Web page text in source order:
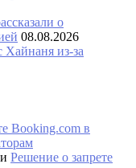
о
08.08.2026
Хайнаня из-за
Booking.com в
Решение о запрете